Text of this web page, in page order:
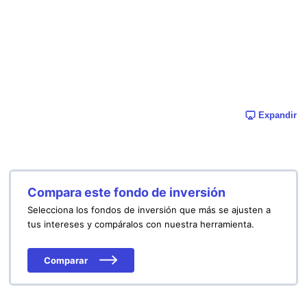
Expandir
Compara este fondo de inversión
Selecciona los fondos de inversión que más se ajusten a
tus intereses y compáralos con nuestra herramienta.
Comparar